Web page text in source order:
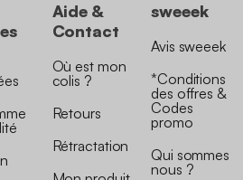
Aide &
Contact
Où est mon
colis ?
Retours
Rétractation
sweeek
Avis sweeek
*Conditions
des offres &
Codes
promo
Qui sommes
nous ?